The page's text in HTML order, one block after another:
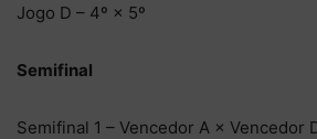
Jogo D – 4º × 5º
Semifinal
Semifinal 1 – Vencedor A × Vencedor